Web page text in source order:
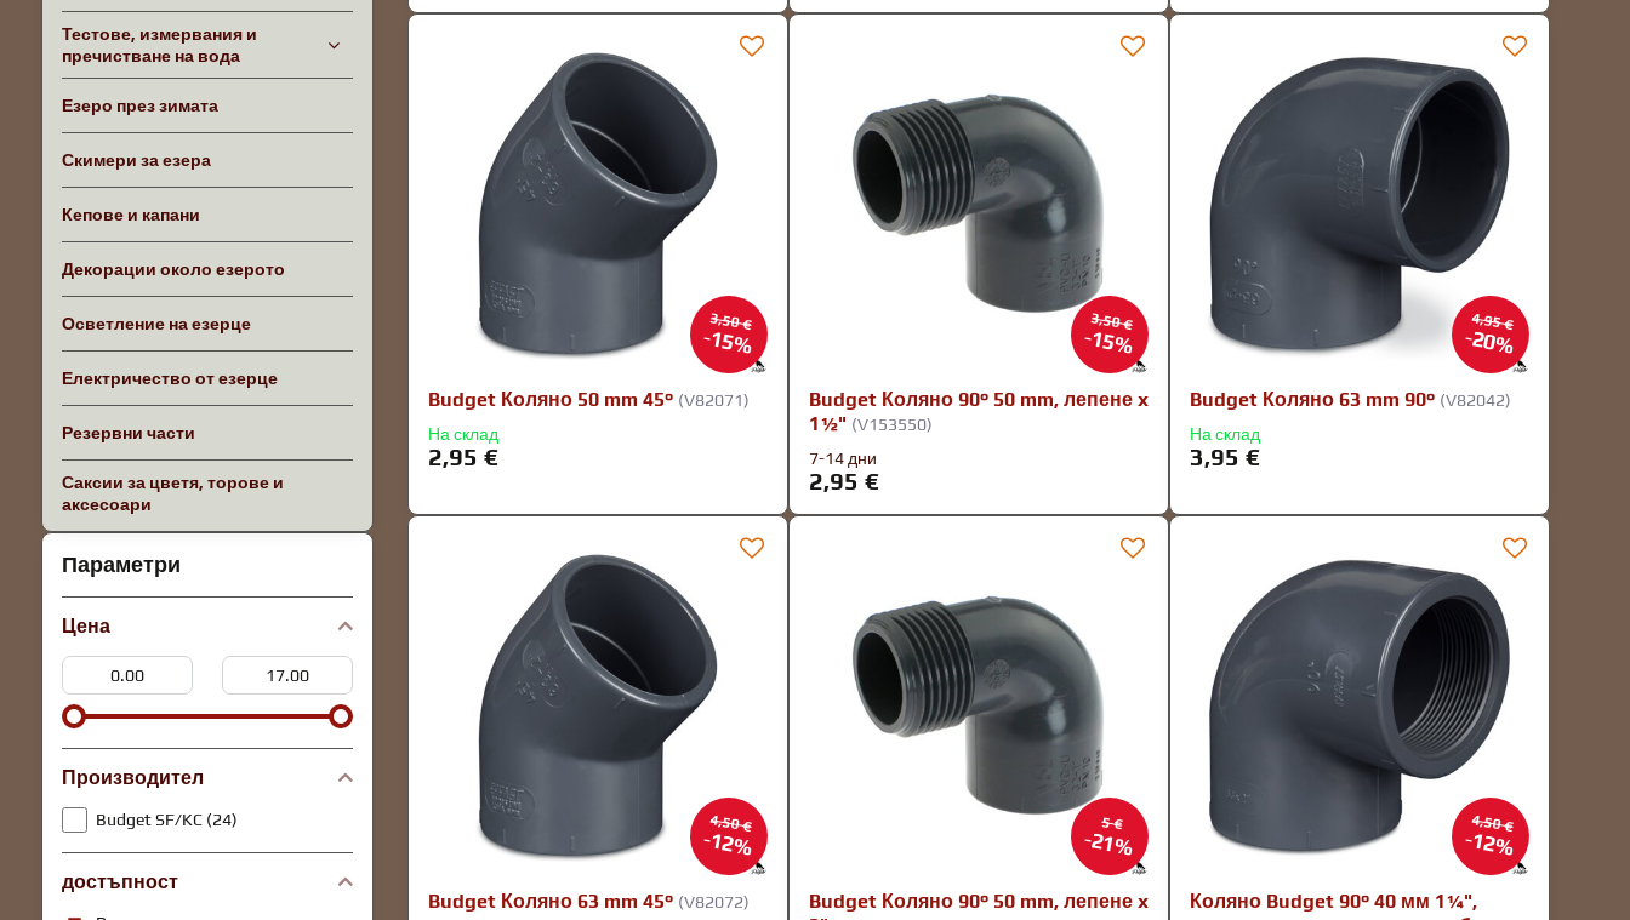
3,50 €
15%
Budget Коляно 50 mm 45° (V82071)
На склад
2,95 €
3,50 €
15%
Budget Коляно 90° 50 mm, лепене x
1½" (V153550)
7-14 дни
2,95 €
4,95 €
20%
Budget Коляно 63 mm 90° (V82042)
На склад
3,95 €
4,50 €
12%
Budget Коляно 63 mm 45° (V82072)
5 €
21%
Budget Коляно 90° 50 mm, лепене x
4,50 €
12%
Коляно Budget 90° 40 мм 1¼",
Параметри
Цена
От:
До:
Производител
Budget SF/KC (24)
достъпност
Тестове, измервания и
пречистване на вода
Езеро през зимата
Скимери за езера
Кепове и капани
Декорации около езерото
Осветление на езерце
Електричество от езерце
Резервни части
Саксии за цветя, торове и
аксесоари